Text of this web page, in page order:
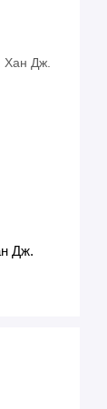
Дж.